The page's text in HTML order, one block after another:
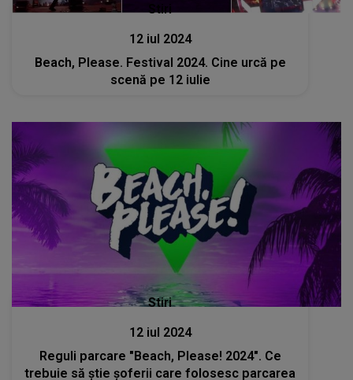
Stiri
12 iul 2024
Beach, Please. Festival 2024. Cine urcă pe
scenă pe 12 iulie
Stiri
12 iul 2024
Reguli parcare "Beach, Please! 2024". Ce
trebuie să știe șoferii care folosesc parcarea